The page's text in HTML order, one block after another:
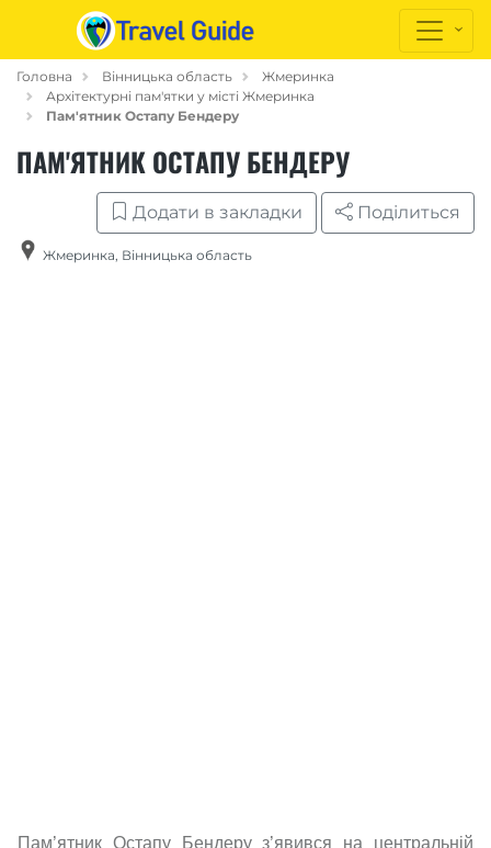
Головна Вінницька область
Жмеринка
Архітектурні пам'ятки у місті Жмеринка
Пам'ятник Остапу Бендеру
ПАМ'ЯТНИК ОСТАПУ БЕНДЕРУ
Додати в закладки Поділиться
Жмеринка, Вінницька область
Пам’ятник Остапу Бендеру з’явився на центральній